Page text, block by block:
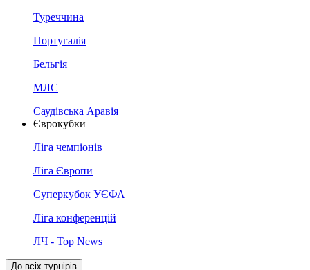
Туреччина
Португалія
Бельгія
МЛС
Саудівська Аравія
Єврокубки
Ліга чемпіонів
Ліга Європи
Суперкубок УЄФА
Ліга конференцій
ЛЧ - Top News
До всіх турнірів